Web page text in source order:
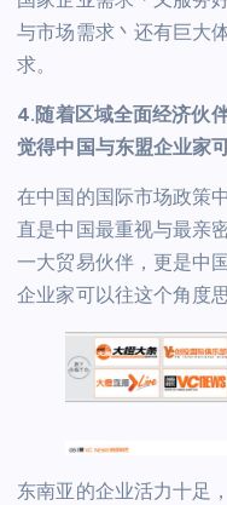
与市场需求丶还有巨大
求。
4.随着区域全面经济伙
觉得中国与东盟企业家
在中国的国际市场政策
直是中国最重视与最亲
一大贸易伙伴，更是中
企业家可以往这个角度思
东南亚的企业活力十足